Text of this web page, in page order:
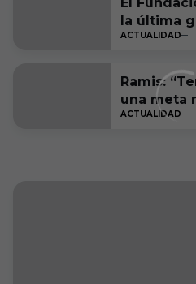
la última
Genuine
ACTUALIDAD
Ramis:
una meta
cumplir”
ACTUALIDAD